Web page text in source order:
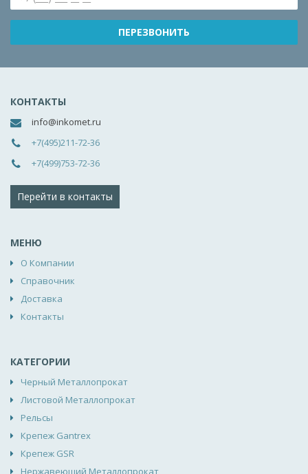
КОНТАКТЫ
info@inkomet.ru
+7(495)211-72-36
+7(499)753-72-36
Перейти в контакты
МЕНЮ
О Компании
Справочник
Доставка
Контакты
КАТЕГОРИИ
Черный Металлопрокат
Листовой Металлопрокат
Рельсы
Крепеж Gantrex
Крепеж GSR
Нержавеющий Металлопрокат